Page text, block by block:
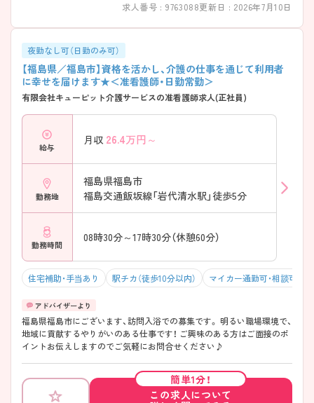
求人番号 : 9763088更新日 : 2026年7月10日
夜勤なし可（日勤のみ可）
【福島県／福島市】資格を活かし、介護の仕事を通じて利用者
に幸せを届けます★＜准看護師・日勤常勤＞
有限会社キューピット介護サービスの准看護師求人(正社員)
給与
月収 26.4万円～
勤務地
福島県福島市
福島交通飯坂線「岩代清水駅」徒歩5分
勤務時間
08時30分～17時30分（休憩60分）
住宅補助・手当あり 駅チカ（徒歩10分以内） マイカー通勤可・相談可
福島県福島市にございます、訪問入浴での募集です。 明るい職場環境で、
地域に貢献するやりがいのある仕事です！ ご興味のある方はご面接のポ
イントお伝えしますのでご気軽にお問合せください♪
簡単1分！
この求人について